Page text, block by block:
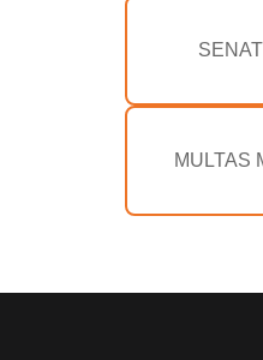
MULTAS